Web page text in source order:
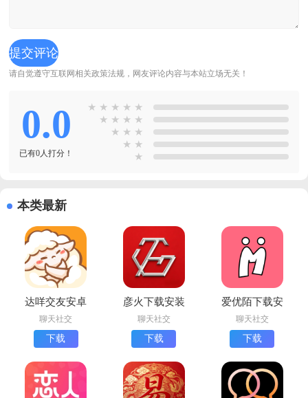
请自觉遵守互联网相关政策法规，网友评论内容与本站立场无关！
0.0
已有0人打分！
★ ★ ★ ★ ★
★ ★ ★ ★
★ ★ ★
★ ★
★
本类最新
达咩交友安卓
版下载
聊天社交
下载
彦火下载安装
最新版
聊天社交
下载
爱优陌下载安
卓版
聊天社交
下载